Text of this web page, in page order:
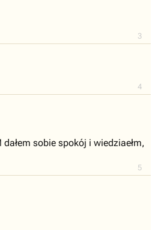
3
4
5
sobie spokój i wiedziaełm,